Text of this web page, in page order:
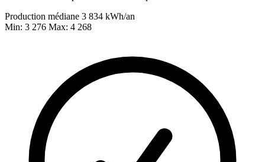
Production médiane 3 834 kWh/an
Min: 3 276 Max: 4 268